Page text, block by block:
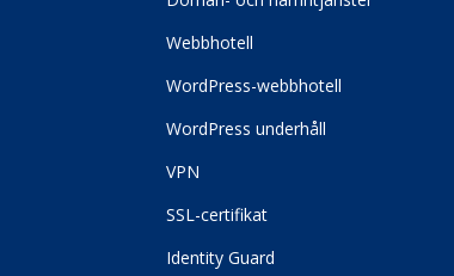
Webbhotell
WordPress-webbhotell
WordPress underhåll
VPN
SSL-certifikat
Identity Guard